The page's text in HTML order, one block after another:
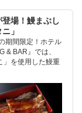
場！鰻まぶし
」
期間限定！ホテル
& BAR』では、
」を使用した鰻重